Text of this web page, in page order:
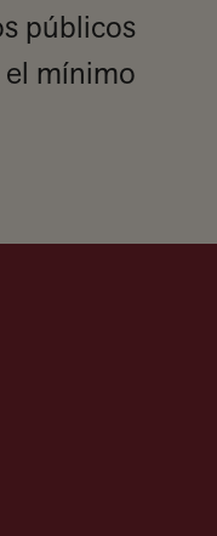
públicos
el mínimo